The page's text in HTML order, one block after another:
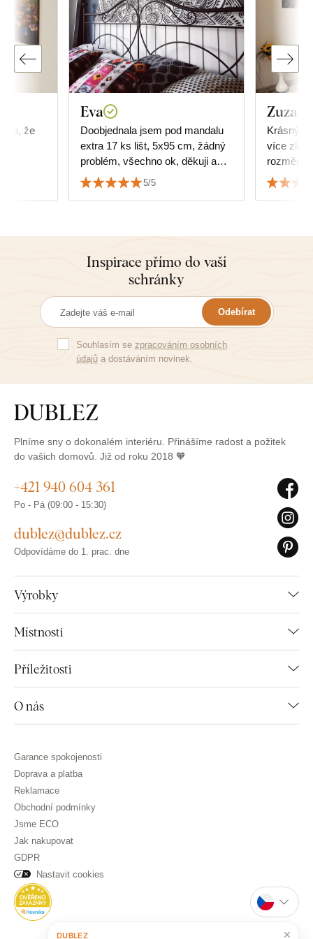
to, že
Eva
Doobjednala jsem pod mandalu
extra 17 ks lišt, 5x95 cm, žádný
problém, všechno ok, děkuji a
srdečně doporučuji.
5/5
Krásný
více
rozměrů,
jakou
dokonale
Inspirace přímo do vaší
schránky
Odebírat
Souhlasím se zpracováním osobních
údajůa dostáváním novinek.
Plníme sny o dokonalém interiéru. Přinášíme radost a požitek
do vašich domovů. Již od roku 2018 🧡
Výrobky
Místnosti
Příležitosti
O nás
+421 940 604 361
Po - Pá (09:00 - 15:30)
dublez@dublez.cz
Odpovídáme do 1. prac. dne
Garance spokojenosti
Doprava a platba
Reklamace
Obchodní podmínky
Jsme ECO
Jak nakupovat
GDPR
Nastavit cookies
DUBLEZ ×